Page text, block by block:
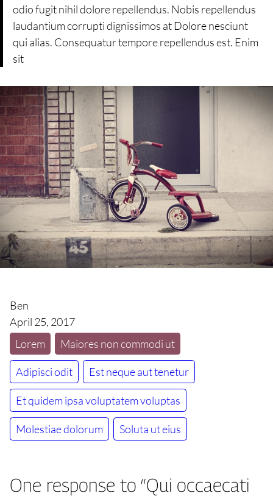
odio fugit nihil dolore repellendus. Nobis repellendus
laudantium corrupti dignissimos at Dolore nesciunt
qui alias. Consequatur tempore repellendus est. Enim
sit
Ben
April 25, 2017
Lorem
Maiores non commodi ut
Adipisci odit Est neque aut tenetur
Et quidem ipsa voluptatem voluptas
Molestiae dolorum Soluta ut eius
One response to “Qui occaecati